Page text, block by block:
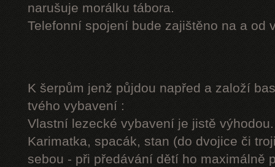
narušuje morálku tábora.
Telefonní spojení bude zajištěno na a od
K šerpům jenž půjdou napřed a založí
tvého vybavení :
Vlastní lezecké vybavení je jistě výhodou.
Karimatka, spacák, stan (do dvojice či
sebou - při předávání dětí ho maximálně